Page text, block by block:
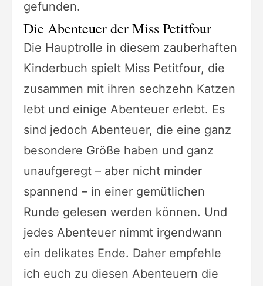
gefunden.
Die Abenteuer der Miss Petitfour
Die Hauptrolle in diesem zauberhaften
Kinderbuch spielt Miss Petitfour, die
zusammen mit ihren sechzehn Katzen
lebt und einige Abenteuer erlebt. Es
sind jedoch Abenteuer, die eine ganz
besondere Größe haben und ganz
unaufgeregt – aber nicht minder
spannend – in einer gemütlichen
Runde gelesen werden können. Und
jedes Abenteuer nimmt irgendwann
ein delikates Ende. Daher empfehle
ich euch zu diesen Abenteuern die